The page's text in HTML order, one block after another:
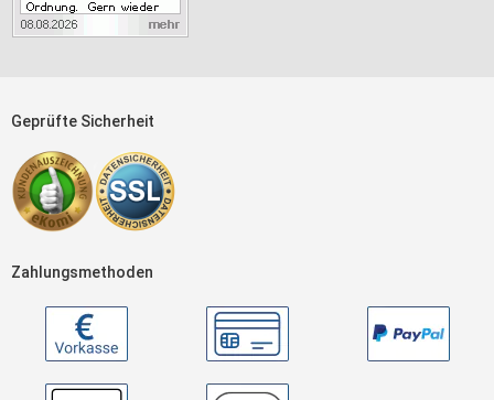
Geprüfte Sicherheit
Zahlungsmethoden